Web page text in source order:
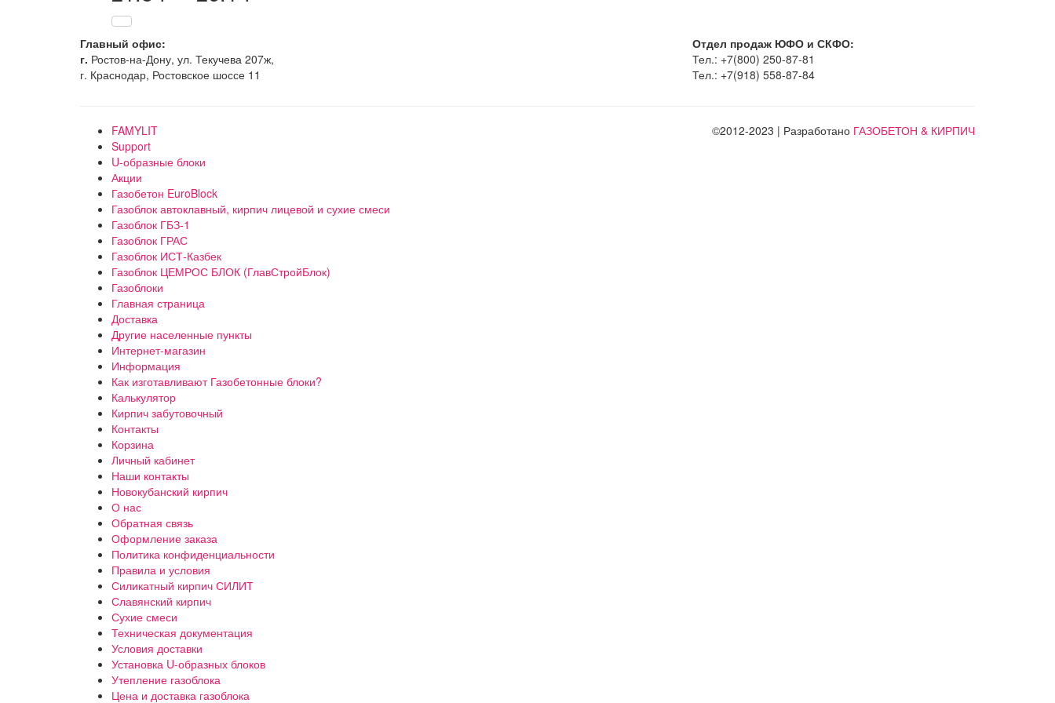
–
26.1 ₽
Главный офис:
г. Ростов-на-Дону, ул. Текучева 207ж,
г. Краснодар, Ростовское шоссе 11
Отдел продаж ЮФО и СКФО:
Тел.: +7(800) 250-87-81
Тел.: +7(918) 558-87-84
FAMYLIT
Support
U-образные блоки
Акции
Газобетон EuroBlock
Газоблок автоклавный, кирпич лицевой и сухие смеси
Газоблок ГБЗ-1
Газоблок ГРАС
Газоблок ИСТ-Казбек
Газоблок ЦЕМРОС БЛОК (ГлавСтройБлок)
Газоблоки
Главная страница
Доставка
Другие населенные пункты
Интернет-магазин
Информация
Как изготавливают Газобетонные блоки?
Калькулятор
Кирпич забутовочный
Контакты
Корзина
Личный кабинет
Наши контакты
Новокубанский кирпич
О нас
Обратная связь
Оформление заказа
Политика конфиденциальности
Правила и условия
Силикатный кирпич СИЛИТ
Славянский кирпич
Сухие смеси
Техническая документация
Условия доставки
Установка U-образных блоков
Утепление газоблока
Цена и доставка газоблока
©2012-2023 | Разработано ГАЗОБЕТОН & КИРПИЧ